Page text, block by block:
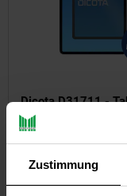
Zustimmung
Dicota D31711 -
Rahmenloser
Schwarz -
NUR